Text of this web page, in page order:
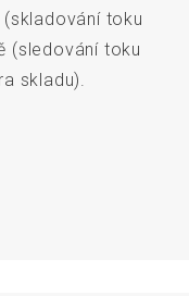
toku
(sledování toku
skladu).